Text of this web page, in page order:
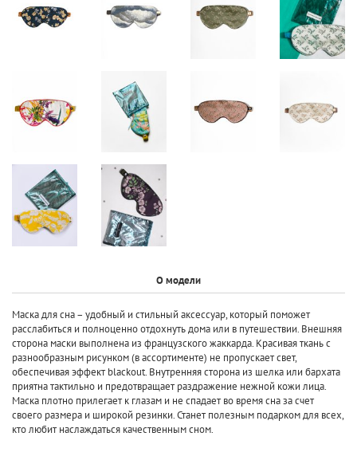
О модели
Маска для сна – удобный и стильный аксессуар, который поможет
расслабиться и полноценно отдохнуть дома или в путешествии. Внешняя
сторона маски выполнена из французского жаккарда. Красивая ткань с
разнообразным рисунком (в ассортименте) не пропускает свет,
обеспечивая эффект blackout. Внутренняя сторона из шелка или бархата
приятна тактильно и предотвращает раздражение нежной кожи лица.
Маска плотно прилегает к глазам и не спадает во время сна за счет
своего размера и широкой резинки. Станет полезным подарком для всех,
кто любит наслаждаться качественным сном.